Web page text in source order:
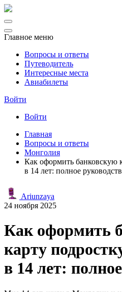
Главное меню
Вопросы и ответы
Путеводитель
Интересные места
Авиабилеты
Войти
Войти
Главная
Вопросы и ответы
Монголия
Как оформить банковскую
в 14 лет: полное
Ariunzaya
24 ноября 2025
Как оформить
карту
в 14 лет: